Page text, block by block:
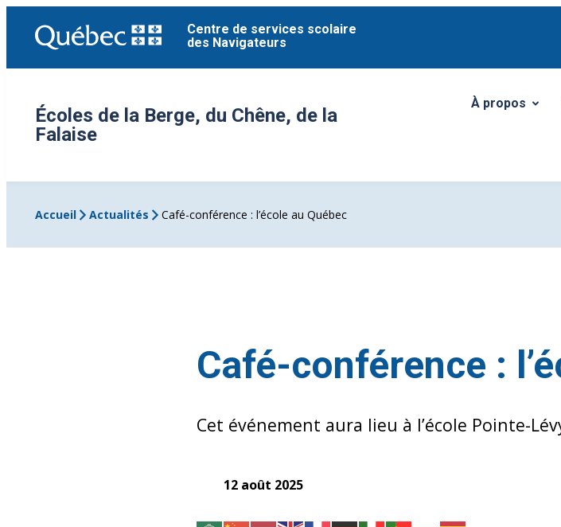
contenu
Centre de services scolaire
des Navigateurs
Écoles de la Berge, du Chêne, de la
Falaise
À propos
Ouvrir/Fermer
Accueil Actualités Café-conférence : l’école au Québec
Café-conférence :
Cet événement aura lieu à l’école Pointe-
12 août 2025